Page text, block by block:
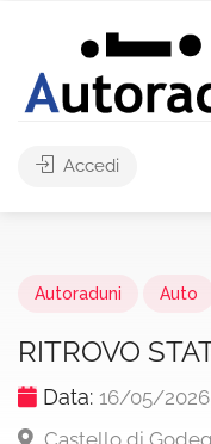
Accedi
Autoraduni Auto
RITROVO
Data: 16/05/2026
Castello di